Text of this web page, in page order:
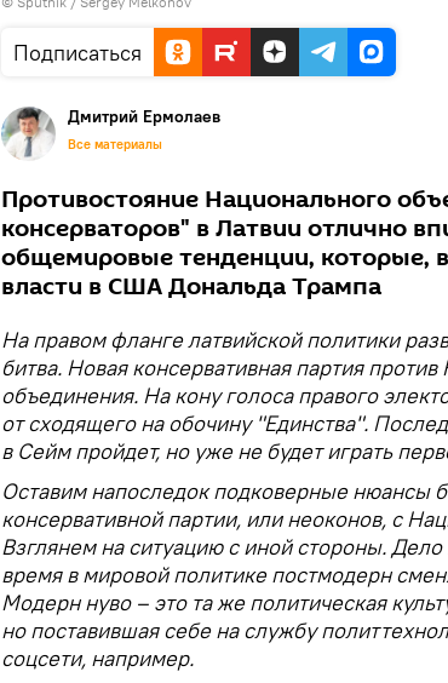
Подписаться
Дмитрий Ермолаев
Все материалы
Противостояние Национального
консерваторов" в Латвии отлично
общемировые тенденции, которые,
власти в США Дональда Трампа
На правом фланге латвийской политики
битва. Новая консервативная партия
объединения. На кону голоса правого
от сходящего на обочину "Единства".
в Сейм пройдет, но уже не будет играть
Оставим напоследок подковерные нюансы
консервативной партии, или неоконов, с
Взглянем на ситуацию с иной стороны. Дело
время в мировой политике постмодерн
Модерн нуво – это та же политическая
но поставившая себе на службу
соцсети, например.